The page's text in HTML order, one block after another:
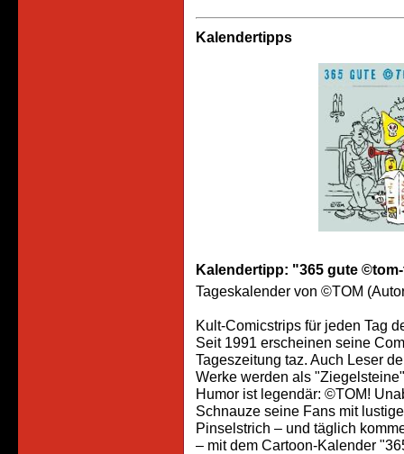
Kalendertipps
Kalendertipp: "365 gute
Tageskalender von ©TOM
Kult-Comicstrips für jeden Tag
Seit 1991 erscheinen seine
Tageszeitung taz. Auch Leser
Werke werden als
Humor ist legendär: ©TOM!
Schnauze seine Fans mit
Pinselstrich – und täglich
– mit dem Cartoon-Kalender